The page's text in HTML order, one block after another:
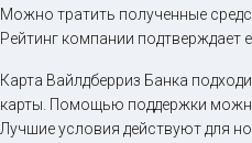
Можно тратить полученные
Рейтинг компании подтверждает
Карта Вайлдберриз Банка
карты. Помощью поддержки
Лучшие условия действуют для